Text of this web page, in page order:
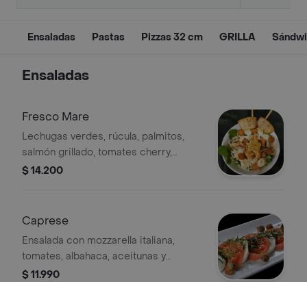
Ensaladas Pastas Pizzas 32 cm GRILLA
Ensaladas
Fresco Mare
Lechugas verdes, rúcula, palmitos,
salmón grillado, tomates cherry,
ralladura de limón y parmesano
$ 14.200
Caprese
Ensalada con mozzarella italiana,
tomates, albahaca, aceitunas y
focaccia italiana
$ 11.990